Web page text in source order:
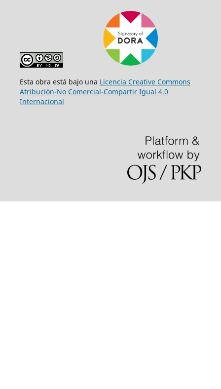
Esta obra está bajo una Licencia Creative Commons
Atribución-No Comercial-Compartir Igual 4.0
Internacional